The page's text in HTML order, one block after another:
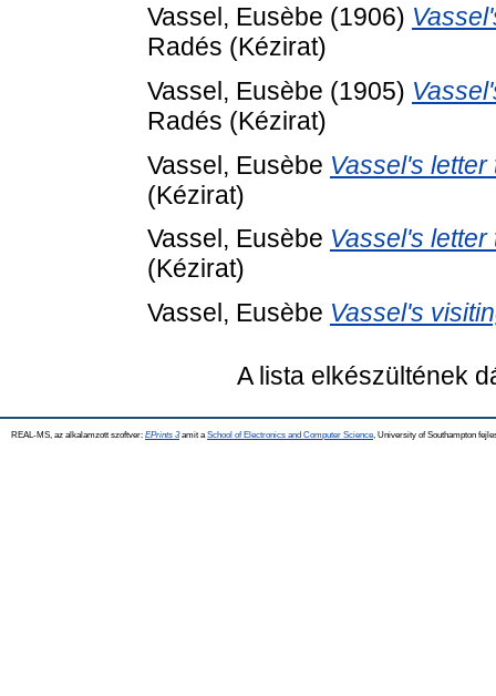
Vassel, Eusèbe (1906)
Radés (Kézirat)
Vassel, Eusèbe (1905)
Radés (Kézirat)
Vassel, Eusèbe Vassel's
(Kézirat)
Vassel, Eusèbe Vassel's
(Kézirat)
Vassel, Eusèbe Vassel's
A lista elkészültének
REAL-MS, az alkalamzott szoftver: EPrints 3amit a School of Electronics and Computer Science , University of Southampton